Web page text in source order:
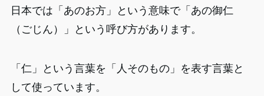
日本では「あのお方」という意味で「あの御仁
（ごじん）」という呼び方があります。
「仁」という言葉を「人そのもの」を表す言葉と
して使っています。